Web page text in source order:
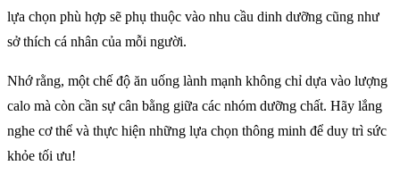
lựa chọn phù hợp sẽ phụ thuộc vào nhu cầu dinh dưỡng cũng như
sở thích cá nhân của mỗi người.
Nhớ rằng, một chế độ ăn uống lành mạnh không chỉ dựa vào lượng
calo mà còn cần sự cân bằng giữa các nhóm dưỡng chất. Hãy lắng
nghe cơ thể và thực hiện những lựa chọn thông minh để duy trì sức
khỏe tối ưu!